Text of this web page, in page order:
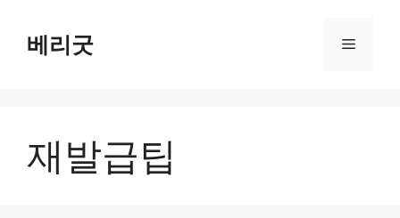
베리굿 메
재발급팁